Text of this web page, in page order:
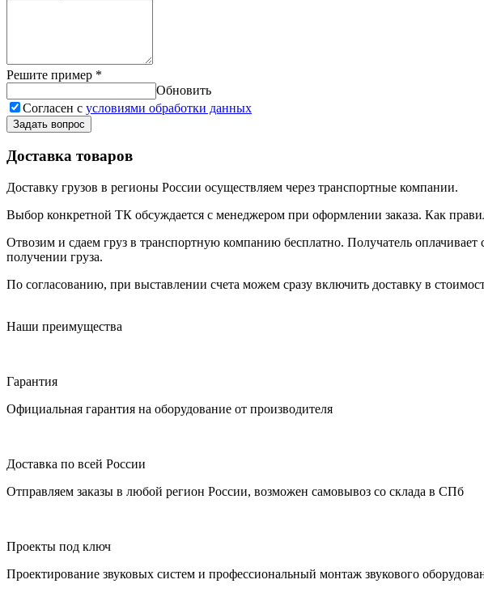
Решите пример *
Обновить
Согласен с условиями обработки данных
Задать вопрос
Доставка товаров
Доставку грузов в регионы России осуществляем через транспортные компании.
Выбор конкретной ТК обсуждается с менеджером при оформлении заказа. Как
Отвозим и сдаем груз в транспортную компанию бесплатно. Получатель
получении груза.
По согласованию, при выставлении счета можем сразу включить доставку в
Наши преимущества
Гарантия
Официальная гарантия на оборудование от производителя
Доставка по всей России
Отправляем заказы в любой регион России, возможен самовывоз со склада в СПб
Проекты под ключ
Проектирование звуковых систем и профессиональный монтаж звукового